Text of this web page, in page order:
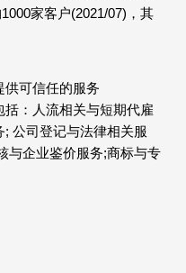
家客户(2021/07)，其
供可信任的服务
：人流相关与短期代雇
公司登记与法律相关服
与企业鉴价服务;商标与专